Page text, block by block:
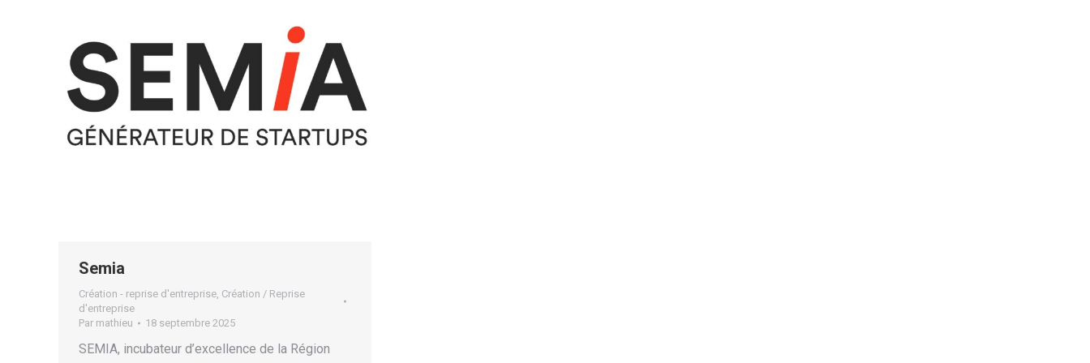
Semia
Création - reprise d'entreprise, Création / Reprise
d'entreprise
Par mathieu 18 septembre 2025
SEMIA, incubateur d’excellence de la Région